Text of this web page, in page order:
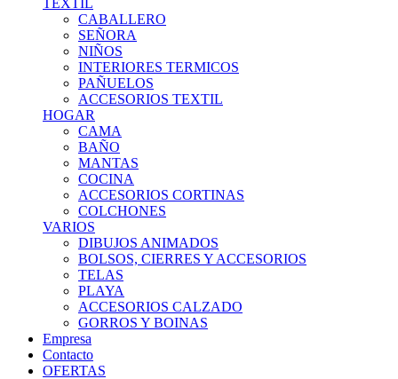
TEXTIL
CABALLERO
SEÑORA
NIÑOS
INTERIORES TERMICOS
PAÑUELOS
ACCESORIOS TEXTIL
HOGAR
CAMA
BAÑO
MANTAS
COCINA
ACCESORIOS CORTINAS
COLCHONES
VARIOS
DIBUJOS ANIMADOS
BOLSOS, CIERRES Y ACCESORIOS
TELAS
PLAYA
ACCESORIOS CALZADO
GORROS Y BOINAS
Empresa
Contacto
OFERTAS